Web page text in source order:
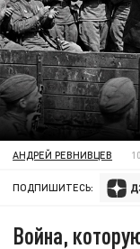
АНДРЕЙ РЕВНИВЦЕВ
ПОДПИШИТЕСЬ:
Война,